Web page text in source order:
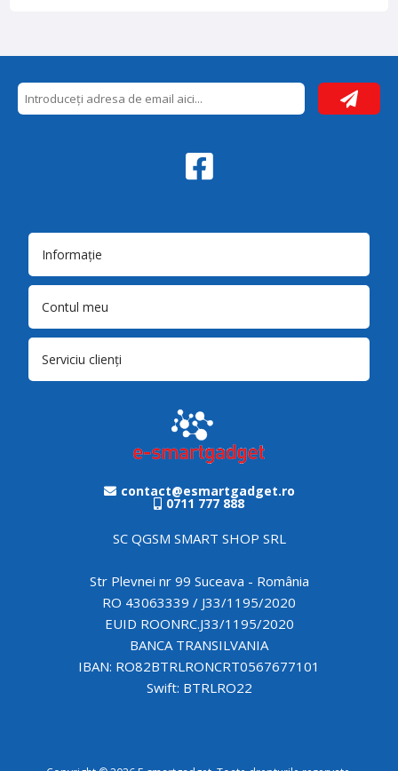
Informație
Contul meu
Serviciu clienți
contact@esmartgadget.ro
0711 777 888
SC QGSM SMART SHOP SRL
Str Plevnei nr 99 Suceava - România
RO 43063339 / J33/1195/2020
EUID ROONRC.J33/1195/2020
BANCA TRANSILVANIA
IBAN: RO82BTRLRONCRT0567677101
Swift: BTRLRO22